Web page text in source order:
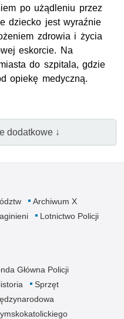
po użądleniu przez
dziecko jest wyraźnie
zdrowia i życia
eskorcie. Na
do szpitala, gdzie
opiekę medyczną.
dodatkowe ↓
Archiwum X
Lotnictwo Policji
Główna Policji
Sprzęt